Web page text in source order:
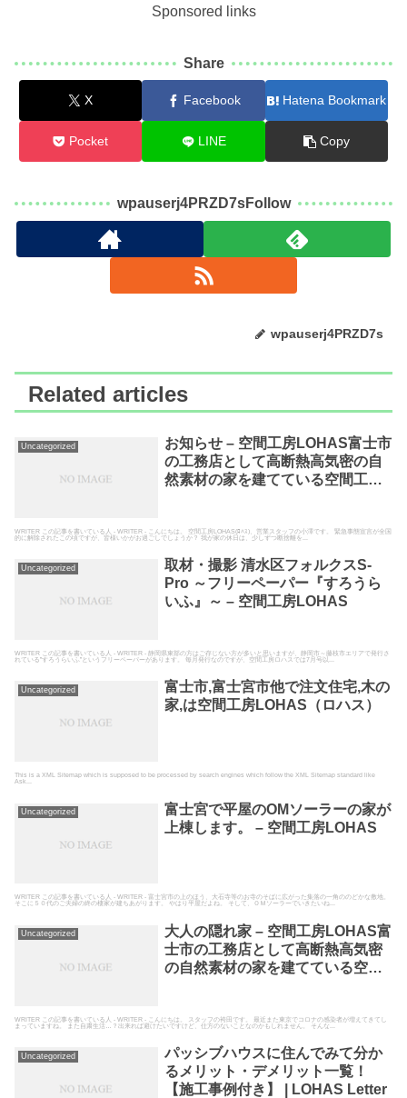
Sponsored links
Share
X Facebook Hatena Bookmark
Pocket LINE Copy
wpauserj4PRZD7sFollow
wpauserj4PRZD7s
Related articles
Uncategorized
お知らせ – 空間工房LOHAS富士市
の工務店として高断熱高気密の自
然素材の家を建てている空間工房
WRITER この記事を書いている人 - WRITER - こんにちは。 空間工房LOHAS(ﾛﾊｽ)、営業スタッフの小澤です。 緊急事態宣言が全国
的に解除されたこの頃ですが、皆様いかがお過ごしでしょうか？ 我が家の休日は、少しずつ断捨離を...
Uncategorized
取材・撮影 清水区フォルクスS-
Pro ～フリーペーパー『すろうら
いふ』～ – 空間工房LOHAS
WRITER この記事を書いている人 - WRITER - 静岡県東部の方はご存じない方が多いと思いますが、静岡市～藤枝市エリアで発行さ
れている”すろうらいふ”というフリーペーパーがあります。 毎月発行なのですが、空間工房ロハスでは7月号以...
Uncategorized
富士市,富士宮市他で注文住宅,木の
家,は空間工房LOHAS（ロハス）
This is a XML Sitemap which is supposed to be processed by search engines which follow the XML Sitemap standard like
Ask...
Uncategorized
富士宮で平屋のOMソーラーの家が
上棟します。 – 空間工房LOHAS
WRITER この記事を書いている人 - WRITER - 富士宮市の上のほう、大石寺等のお寺のそばに広がった集落の一角ののどかな敷地。
そこに５０代のご夫婦の終の棲家が建ちあがります。 やはり平屋だよね。 そして、ＯＭソーラーでいきたいね...
Uncategorized
大人の隠れ家 – 空間工房LOHAS富
士市の工務店として高断熱高気密
の自然素材の家を建てている空間
WRITER この記事を書いている人 - WRITER - こんにちは。 スタッフの袴田です。 最近また東京でコロナの感染者が増えてきてし
まっていますね。 また自粛生活…？出来れば避けたいですけど、仕方のないことなのかもしれません。 そんな...
Uncategorized
パッシブハウスに住んでみて分か
るメリット・デメリット一覧！
【施工事例付き】 | LOHAS Letter